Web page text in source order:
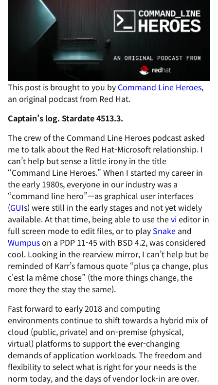
This post is brought to you by Command Line Heroes,
an original podcast from Red Hat.
Captain’s log. Stardate 4513.3.
The crew of the Command Line Heroes podcast asked
me to talk about the Red Hat-Microsoft relationship. I
can’t help but sense a little irony in the title
“Command Line Heroes.” When I started my career in
the early 1980s, everyone in our industry was a
“command line hero”—as graphical user interfaces
(GUIs) were still in the early stages and not yet widely
available. At that time, being able to use thevieditor in
full screen mode to edit files, or to play Snake and
Wumpuson a PDP 11-45 with BSD 4.2, was considered
cool. Looking in the rearview mirror, I can’t help but be
reminded of Karr’s famous quote “plus ça change, plus
c'est la même chose” (the more things change, the
more they the stay the same).
Fast forward to early 2018 and computing
environments continue to shift towards a hybrid mix of
cloud (public, private) and on-premise (physical,
virtual) platforms to support the ever-changing
demands of application workloads. The freedom and
flexibility to select what is right for your needs is the
norm today, and the days of vendor lock-in are over.